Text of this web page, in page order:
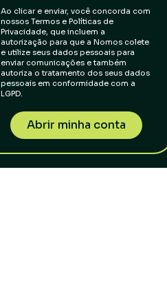
Ao clicar e enviar, você concorda com
nossos Termos e Políticas de
Privacidade, que incluem a
autorização para que a Nomos colete
e utilize seus dados pessoais para
enviar comunicações e também
autoriza o tratamento dos seus dados
pessoais em conformidade com a
LGPD.
Abrir minha conta